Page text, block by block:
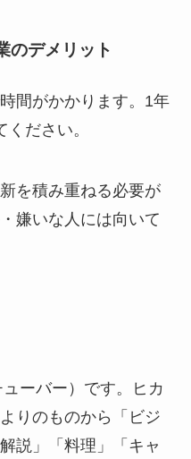
のデメリット
間がかかります。1年
ださい。
を積み重ねる必要が
嫌いな人には向いて
ーバー）です。ヒカ
りのものから「ビジ
説」「料理」「キャ